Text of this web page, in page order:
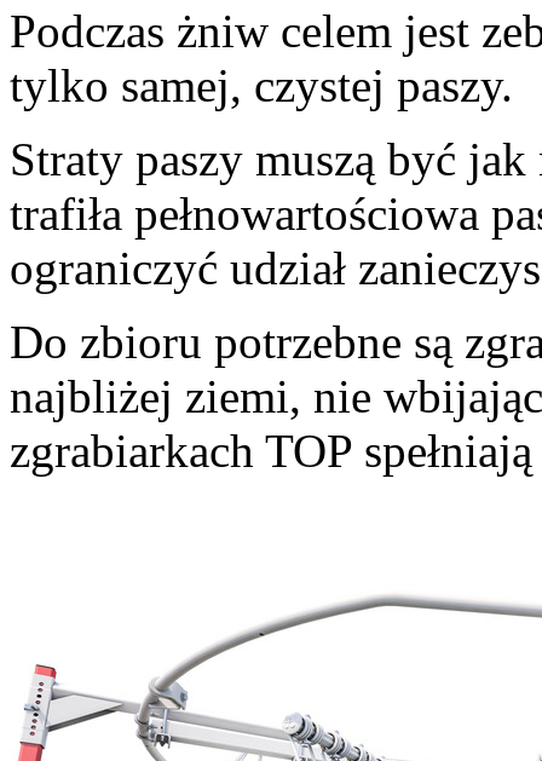
Podczas żniw celem jest
tylko samej, czystej paszy.
Straty paszy muszą być
trafiła pełnowartościowa
ograniczyć udział
Do zbioru potrzebne są
najbliżej ziemi, nie
zgrabiarkach TOP